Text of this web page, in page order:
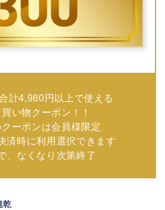
計4,980円以上で使える
い物クーポン！！
クーポンは会員様限定
済時に利用選択できます
、なくなり次第終了
乾